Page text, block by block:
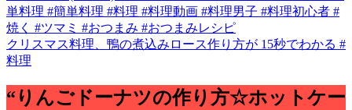
稿
ナ
ビ
ゲ
単料理 #簡単料理 #料理 #料理動画 #料理男子 #料理初心者 #
焼く #ツマミ #おつまみ #おつまみレシピ
クリスマス料理、鴨の煮込みロース作り方が 15秒でわかる #
料理
“りんごドーナツの作り方☆ホットケー